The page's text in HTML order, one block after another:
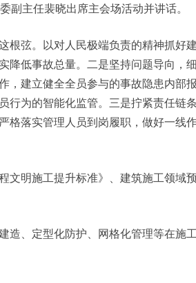
副主任裴晓出席主会场活动并讲话。
弦。以对人民极端负责的精神抓好
低事故总量。二是坚持问题导向，
建立健全全员参与的事故隐患内部
为的智能化监管。三是拧紧责任链
落实管理人员到岗履职，做好一线
明施工提升标准》、建筑施工领域
、定型化防护、网格化管理等在施